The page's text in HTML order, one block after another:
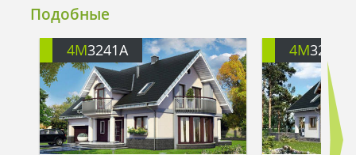
Подобные
4M3241A 4M3274